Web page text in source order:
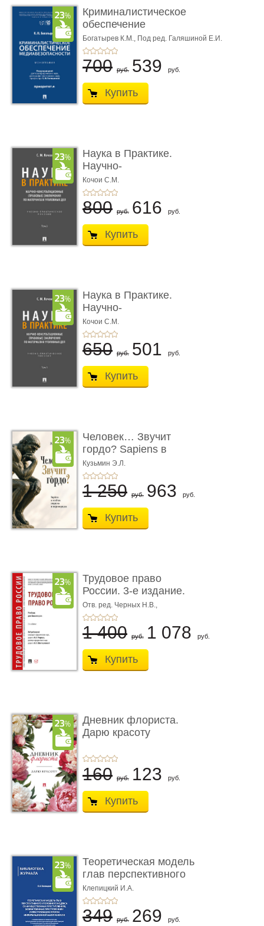
Криминалистическое
обеспечение
медиабезопас� ...
Богатырев К.М., Под ред. Галяшиной Е.И.
700 руб. 539 руб.
Купить
Наука в Практике.
Научно-
консультационные (пра
...
Кочои С.М.
800 руб. 616 руб.
Купить
Наука в Практике.
Научно-
консультационные (пра
...
Кочои С.М.
650 руб. 501 руб.
Купить
Человек… Звучит
гордо? Sapiens в
тенётах социума � ...
Кузьмин Э.Л.
1 250 руб. 963 руб.
Купить
Трудовое право
России. 3-е издание.
Учебник для ...
Отв. ред. Черных Н.В.,
Шестерякова И.В.
1 400 руб. 1 078 руб.
Купить
Дневник флориста.
Дарю красоту
160 руб. 123 руб.
Купить
Теоретическая модель
глав перспективного
УК о ...
Клепицкий И.А.
349 руб. 269 руб.